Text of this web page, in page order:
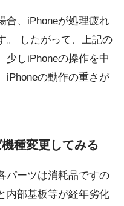
合、iPhoneが処理疲れ
。 したがって、上記の
少しiPhoneの操作を中
iPhoneの動作の重さが
種変更してみる
パーツは消耗品ですの
内部基板等が経年劣化